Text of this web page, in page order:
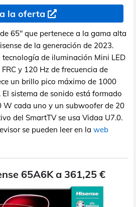
la oferta
65" que pertenece a la gama alta
de la generación de 2023.
de iluminación Mini LED
y 120 Hz de frecuencia de
un brillo pico máximo de 1000
sistema de sonido está formado
W cada uno y un subwoofer de 20
del SmartTV se usa Vidaa U7.0.
se pueden leer en la web
65A6K a 361,25 €